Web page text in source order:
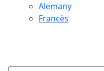
Alemany
Francès